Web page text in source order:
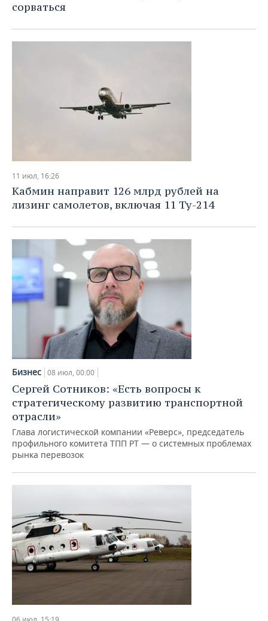
сорваться
11 июл, 16:26
Кабмин направит 126 млрд рублей на
лизинг самолетов, включая 11 Ту-214
Бизнес 08 июл, 00:00
Сергей Сотников: «Есть вопросы к
стратегическому развитию транспортной
отрасли»
Глава логистической компании «Реверс», председатель
профильного комитета ТПП РТ — о системных проблемах
рынка перевозок